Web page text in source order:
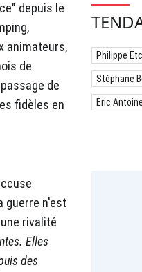
depuis le
animateurs,
de
de
fidèles en
guerre n'est
rivalité
Elles
des
Philippe
Stéphane
Eric Antoine